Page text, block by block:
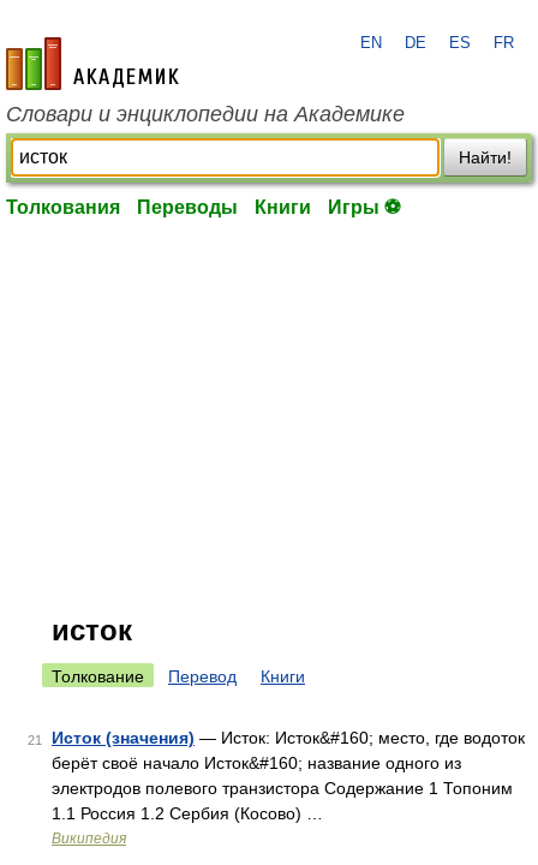
academic.ru
EN DE ES FR
Словари и энциклопедии на Академике
Найти!
Толкования Переводы Книги Игры ⚽
исток
Толкование Перевод Книги
21 Исток (значения) — Исток: Исток&#160; место, где водоток
берёт своё начало Исток&#160; название одного из
электродов полевого транзистора Содержание 1 Топоним
1.1 Россия 1.2 Сербия (Косово) …
Википедия